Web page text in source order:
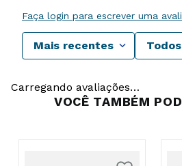
Faça login para escrever uma
Mais recentes Todos
Carregando avaliações…
VOCÊ TAMBÉM